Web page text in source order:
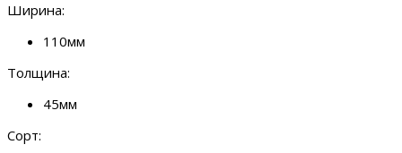
Ширина:
110мм
Толщина:
45мм
Сорт: